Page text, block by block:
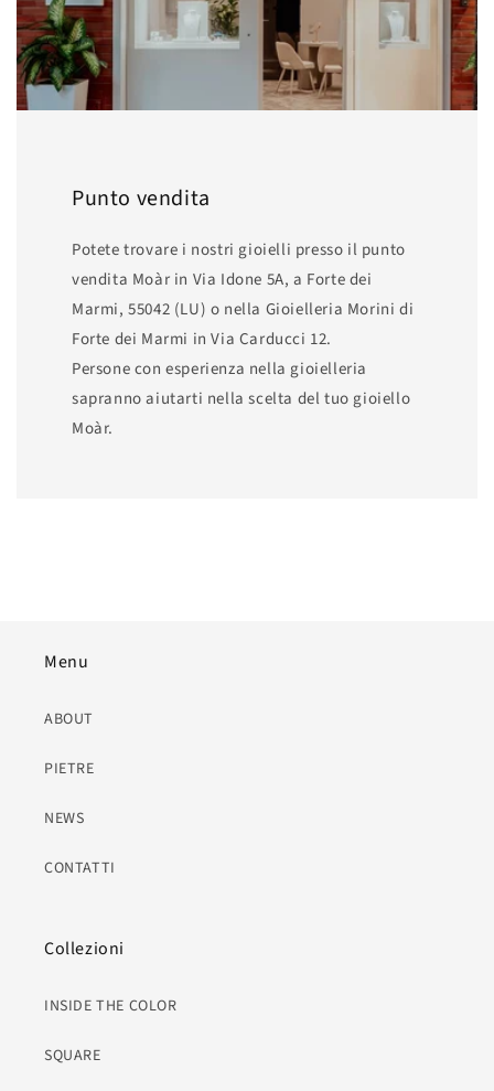
Punto vendita
Potete trovare i nostri gioielli presso il punto
vendita Moàr in Via Idone 5A, a Forte dei
Marmi, 55042 (LU) o nella Gioielleria Morini di
Forte dei Marmi in Via Carducci 12.
Persone con esperienza nella gioielleria
sapranno aiutarti nella scelta del tuo gioiello
Moàr.
Menu
ABOUT
PIETRE
NEWS
CONTATTI
Collezioni
INSIDE THE COLOR
SQUARE